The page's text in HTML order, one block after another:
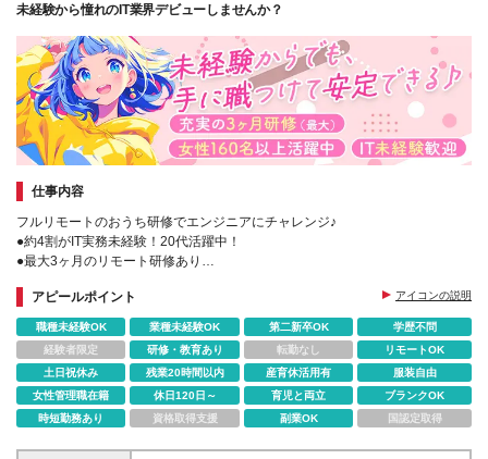
未経験から憧れのIT業界デビューしませんか？
仕事内容
フルリモートのおうち研修でエンジニアにチャレンジ♪
●約4割がIT実務未経験！20代活躍中！
●最大3ヶ月のリモート研修あり
●資格取得支援でスキルアップをサポート
アピールポイント アイコンの説明
職種未経験OK 業種未経験OK 第二新卒OK
学歴不問
経験者限定
研修・教育あり 転勤なし
リモートOK
土日祝休み
残業20時間以内 産育休活用有
服装自由
女性管理職在籍
休日120日～ 育児と両立
ブランクOK
時短勤務あり
資格取得支援 副業OK 国認定取得